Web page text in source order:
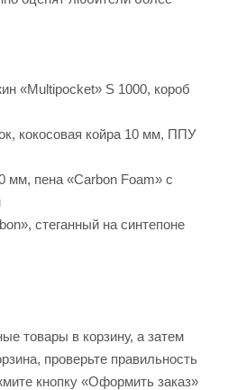
«Multipocket» S 1000, короб
кокосовая койра 10 мм, ППУ
мм, пена «Carbon Foam» c
стеганный на синтепоне
товары в корзину, а затем
проверьте правильность
кнопку «Оформить заказ»